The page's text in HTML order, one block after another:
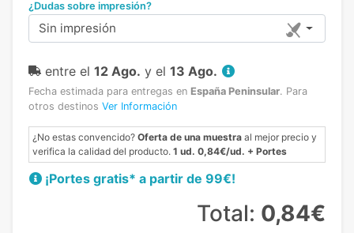
¿Dudas sobre impresión?
Sin impresión
entre el 12 Ago. y el 13 Ago.
Fecha estimada para entregas en España Peninsular. Para
otros destinos Ver Información
¿No estas convencido? Oferta de una muestra al mejor precio y
verifica la calidad del producto. 1 ud. 0,84€/ud. + Portes
¡Portes gratis* a partir de 99€!
Total: 0,84€